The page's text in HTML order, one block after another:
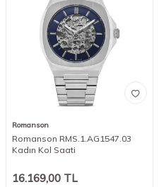
Romanson
Romanson RMS.1.AG1547.03
Kadın Kol Saati
16.169,00 TL